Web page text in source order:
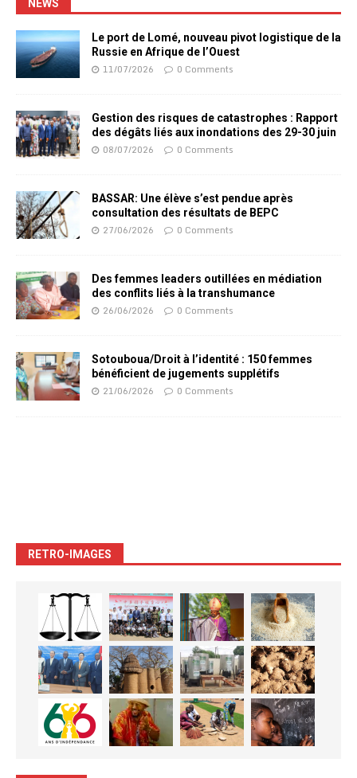
NEWS
Le port de Lomé, nouveau pivot logistique de la
Russie en Afrique de l’Ouest
11/07/2026 0 Comments
Gestion des risques de catastrophes : Rapport
des dégâts liés aux inondations des 29-30 juin
08/07/2026 0 Comments
BASSAR: Une élève s’est pendue après
consultation des résultats de BEPC
27/06/2026 0 Comments
Des femmes leaders outillées en médiation
des conflits liés à la transhumance
26/06/2026 0 Comments
Sotouboua/Droit à l’identité : 150 femmes
bénéficient de jugements supplétifs
21/06/2026 0 Comments
RETRO-IMAGES